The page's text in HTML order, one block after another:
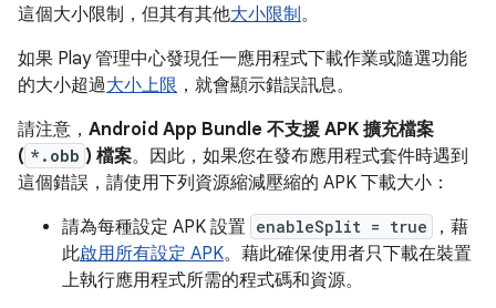
這個大小限制，但其有其他大小限制。
如果 Play 管理中心發現任一應用程式下載作業或隨選功能
的大小超過大小上限 ，就會顯示錯誤訊息。
請注意， Android App Bundle 不支援 APK 擴充檔案
( *.obb ) 檔案。因此，如果您在發布應用程式套件時遇到
這個錯誤，請使用下列資源縮減壓縮的 APK 下載大小：
請為每種設定 APK 設置 enableSplit = true
，藉
此啟用所有設定 APK。藉此確保使用者只下載在裝置
上執行應用程式所需的程式碼和資源。